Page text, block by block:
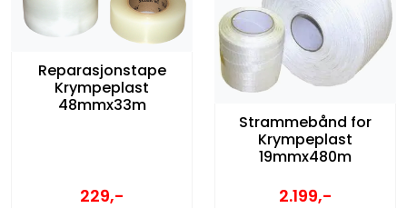
Reparasjonstape
Krympeplast
48mmx33m
229,-
Strammebånd for
Krympeplast
19mmx480m
2.199,-